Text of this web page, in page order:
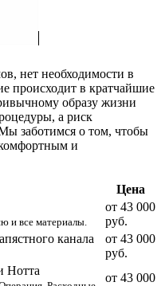
нет необходимости в
происходит в кратчайшие
образу жизни
а риск
заботимся о том, чтобы
и
Цена
и все материалы.
от 43 000
руб.
канала
от 43 000
руб.
Нотта
от 43 000